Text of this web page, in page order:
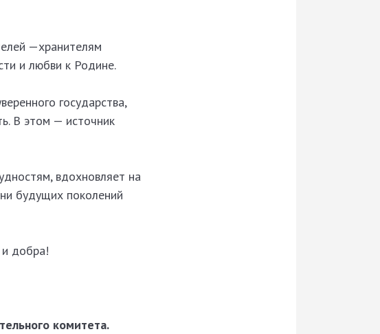
—хранителям
и любви к Родине.
государства,
В этом — источник
вдохновляет на
будущих поколений
и добра!
комитета.